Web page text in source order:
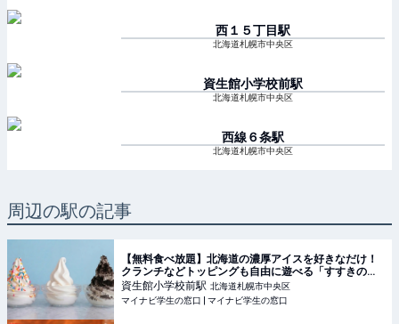
西１５丁目駅
北海道札幌市中央区
資生館小学校前駅
北海道札幌市中央区
西線６条駅
北海道札幌市中央区
周辺の駅の記事
【無料食べ放題】北海道の濃厚アイスを好きなだけ！
クランチなどトッピングも自由に遊べる「すすきの」
のホテルが最高すぎる #Z世代PICK | マイナビ学生の
窓口
資生館小学校前駅 北海道札幌市中央区
マイナビ学生の窓口 | マイナビ学生の窓口